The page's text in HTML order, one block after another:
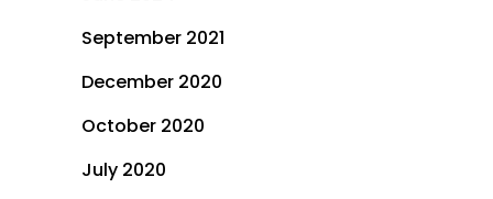
September 2021
December 2020
October 2020
July 2020